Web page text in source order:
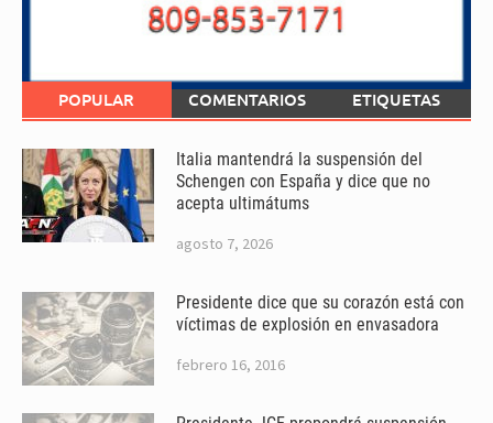
POPULAR COMENTARIOS ETIQUETAS
Italia mantendrá la suspensión del
Schengen con España y dice que no
acepta ultimátums
agosto 7, 2026
Presidente dice que su corazón está con
víctimas de explosión en envasadora
febrero 16, 2016